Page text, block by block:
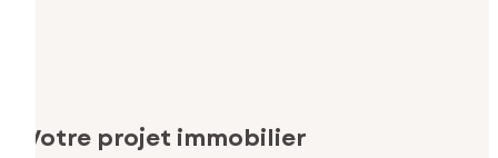
Votre projet immobilier